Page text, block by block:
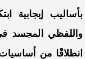
بأساليب إيجابية
واللفظي المجسد
انطلاقًا من